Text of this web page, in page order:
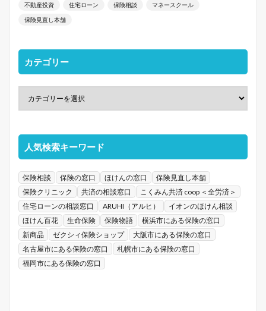
不動産投資 住宅ローン 保険相談 マネースクール
保険見直し本舗
カテゴリー
人気検索キーワード
保険相談 保険の窓口 ほけんの窓口
保険見直し本舗
保険クリニック
共済の相談窓口
こくみん共済 coop ＜全労済＞
住宅ローンの相談窓口
ARUHI（アルヒ）
イオンのほけん相談
ほけん百花
生命保険 保険物語
横浜市にある保険の窓口
新商品
ゼクシィ保険ショップ
大阪市にある保険の窓口
名古屋市にある保険の窓口
札幌市にある保険の窓口
福岡市にある保険の窓口